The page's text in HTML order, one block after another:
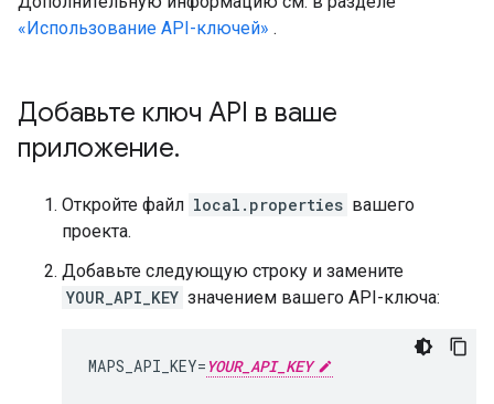
«Использование API-ключей» .
Добавьте ключ API в ваше
приложение.
Откройте файл local.properties вашего
проекта.
Добавьте следующую строку и замените
YOUR_API_KEY значением вашего API-ключа:
MAPS_API_KEY= YOUR_API_KEY